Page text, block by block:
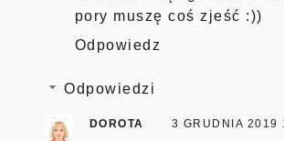
pory muszę coś zjeść :))
Odpowiedz
Odpowiedzi
DOROTA 3 GRUDNIA 2019